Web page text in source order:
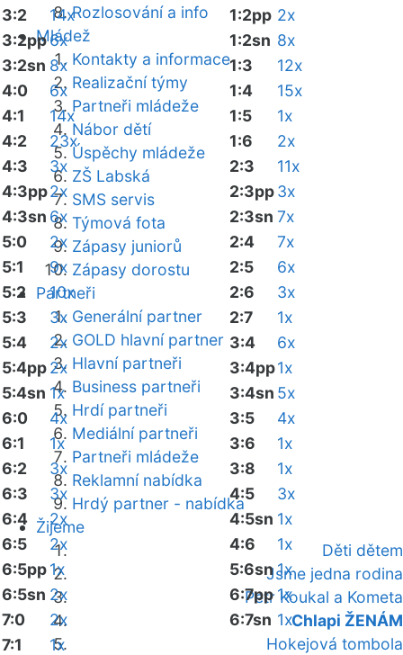
Rozlosování a info
Mládež
Kontakty a informace
Realizační týmy
Partneři mládeže
Nábor dětí
Úspěchy mládeže
ZŠ Labská
SMS servis
Týmová fota
Zápasy juniorů
Zápasy dorostu
Partneři
Generální partner
GOLD hlavní partner
Hlavní partneři
Business partneři
Hrdí partneři
Mediální partneři
Partneři mládeže
Reklamní nabídka
Hrdý partner - nabídka
Žijeme
Děti dětem
Jsme jedna rodina
Petr Koukal a Kometa
Chlapi ŽENÁM
Hokejová tombola
3:2
14x
3:2pp6x
3:2sn 8x
4:0
6x
4:1
14x
4:2
23x
4:3
3x
4:3pp2x
4:3sn 6x
5:0
2x
5:1
9x
5:2
10x
5:3
3x
5:4
2x
5:4pp2x
5:4sn 1x
6:0
4x
6:1
1x
6:2
3x
6:3
3x
6:4
2x
6:5
2x
6:5pp1x
6:5sn 2x
7:0
2x
7:1
1x
1:2pp 2x
1:2sn 8x
1:3
12x
1:4
15x
1:5
1x
1:6
2x
2:3
11x
2:3pp3x
2:3sn 7x
2:4
7x
2:5
6x
2:6
3x
2:7
1x
3:4
6x
3:4pp1x
3:4sn 5x
3:5
4x
3:6
1x
3:8
1x
4:5
3x
4:5sn 1x
4:6
1x
5:6sn1x
6:7pp 1x
6:7sn 1x